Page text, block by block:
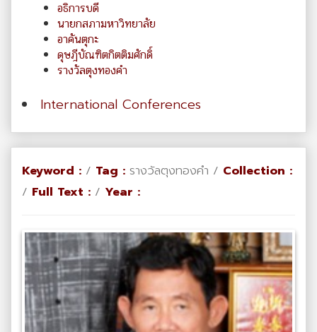
อธิการบดี
นายกสภามหาวิทยาลัย
อาคันตุกะ
ดุษฎีบัณฑิตกิตติมศักดิ์
รางวัลตุงทองคำ
International Conferences
Keyword : / Tag : รางวัลตุงทองคำ / Collection :
/ Full Text : / Year :